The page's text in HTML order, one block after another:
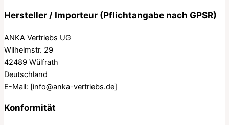
Hersteller / Importeur (Pflichtangabe nach GPSR)
ANKA Vertriebs UG
Wilhelmstr. 29
42489 Wülfrath
Deutschland
E-Mail: [info@anka-vertriebs.de]
Konformität